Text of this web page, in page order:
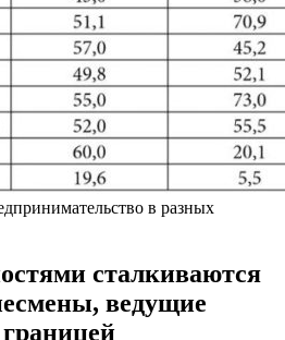
в разных
сталкиваются
ведущие
границей